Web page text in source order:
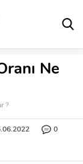
Ne
?
0